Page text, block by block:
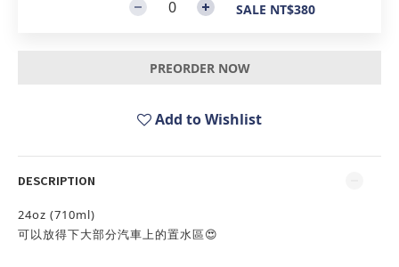
SALE NT$380
PREORDER NOW
Add to Wishlist
DESCRIPTION
24oz (710ml)
可以放得下大部分汽車上的置水區😍